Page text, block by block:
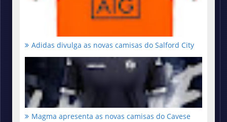
Adidas divulga as novas camisas do Salford City
Magma apresenta as novas camisas do Cavese